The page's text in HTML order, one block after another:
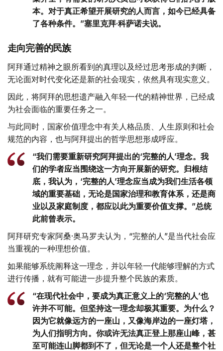
本。对于真正希望开展研究的人而言，如今已经具备
了各种条件。”塞里克拜·科萨诺夫说。
走向完善的民族
阿拜通过精神之眼所看到的真理以及经过思考形成的判断，
无论面对时代变化还是新的社会现实，依然具有现实意义。
因此，将阿拜的思想遗产融入年轻一代的精神世界，已经成
为社会面临的重要任务之一。
与此同时，国家价值理念中有关人格品质、人生原则和社会
规范的内容，也与阿拜提出的哲学思想形成呼应。
“我们需要重新研究阿拜提出的‘完整的人’理念。我
们的学者应当围绕这一方向开展新的研究。归根结
底，我认为，‘完整的人’理念应当成为我们生活各领
域的重要基础，无论是国家治理和教育体系，还是商
业以及家庭制度，都应以此为重要价值支撑。”总统
此前曾表示。
阿拜研究专家阿桑·奥马罗夫认为，“完整的人”是当代社会应
当重视的一种理想价值。
如果能够系统阐释这一理念，并以年轻一代能够理解的方式
进行传播，就有可能进一步提升整个民族的素质。
“在现代社会中，要成为真正意义上的‘完整的人’也
许并不可能。但坚持这一理念却极其重要。为什么？
因为它就像远方的一座山，又像海岸边的一座灯塔，
为人们指明方向。你或许无法真正登上那座山峰，甚
至可能连山脚都到不了，但无论是一个人还是整个社